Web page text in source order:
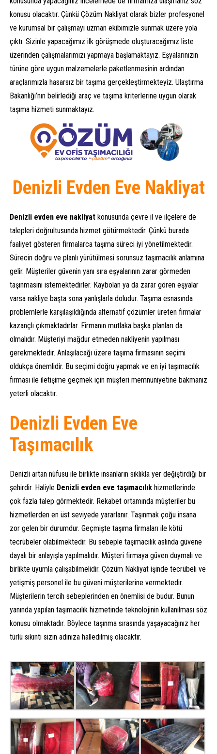
konusu olacaktır. Çünkü Çözüm Nakliyat olarak bizler profesyonel
ve kurumsal bir çalışmayı uzman ekibimizle sunmak üzere yola
çıktı. Sizinle yapacağımız ilk görüşmede oluşturacağımız liste
üzerinden çalışmalarımızı yapmaya başlamaktayız. Eşyalarınızın
türüne göre uygun malzemelerle paketlenmesinin ardından
araçlarımızla hasarsız bir taşıma gerçekleştirmekteyiz. Ulaştırma
Bakanlığı’nın belirlediği araç ve taşıma kriterlerine uygun olarak
taşıma hizmeti sunmaktayız.
Denizli Evden Eve Nakliyat
Denizli evden eve nakliyat konusunda çevre il ve ilçelere de
talepleri doğrultusunda hizmet götürmektedir. Çünkü burada
faaliyet gösteren firmalarca taşıma süreci iyi yönetilmektedir.
Sürecin doğru ve planlı yürütülmesi sorunsuz taşımacılık anlamına
gelir. Müşteriler güvenin yanı sıra eşyalarının zarar görmeden
taşınmasını istemektedirler. Kaybolan ya da zarar gören eşyalar
varsa nakliye başta sona yanlışlarla doludur. Taşıma esnasında
problemlerle karşılaşıldığında alternatif çözümler üreten firmalar
kazançlı çıkmaktadırlar. Firmanın mutlaka başka planları da
olmalıdır. Müşteriyi mağdur etmeden nakliyenin yapılması
gerekmektedir. Anlaşılacağı üzere taşıma firmasının seçimi
oldukça önemlidir. Bu seçimi doğru yapmak ve en iyi taşımacılık
firması ile iletişime geçmek için müşteri memnuniyetine bakmanız
yeterli olacaktır.
Denizli Evden Eve
Taşımacılık
Denizli artan nüfusu ile birlikte insanların sıklıkla yer değiştirdiği bir
şehirdir. Haliyle Denizli evden eve taşımacılık hizmetlerinde
çok fazla talep görmektedir. Rekabet ortamında müşteriler bu
hizmetlerden en üst seviyede yararlanır. Taşınmak çoğu insana
zor gelen bir durumdur. Geçmişte taşıma firmaları ile kötü
tecrübeler olabilmektedir. Bu sebeple taşımacılık aslında güvene
dayalı bir anlayışla yapılmalıdır. Müşteri firmaya güven duymalı ve
birlikte uyumla çalışabilmelidir. Çözüm Nakliyat işinde tecrübeli ve
yetişmiş personel ile bu güveni müşterilerine vermektedir.
Müşterilerin tercih sebeplerinden en önemlisi de budur. Bunun
yanında yapılan taşımacılık hizmetinde teknolojinin kullanılması söz
konusu olmaktadır. Böylece taşınma sırasında yaşayacağınız her
türlü sıkıntı sizin adınıza halledilmiş olacaktır.